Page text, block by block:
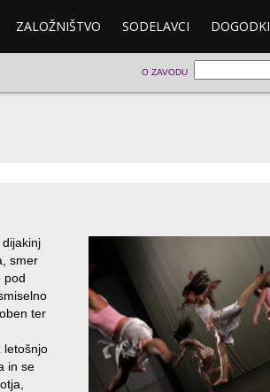
ZALOŽNIŠTVO SODELAVCI DOGODKI
O ZAVODU
smer
pod
ter
letošnjo
in se